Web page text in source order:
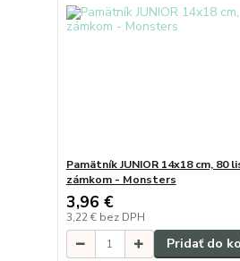
Pamätník JUNIOR 14x18 cm, 80
zámkom - Monsters
3,96 €
3,22 € bez DPH
Pridať do